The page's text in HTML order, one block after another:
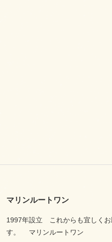
マリンルートワン
1997年設立 これからも宜しくお
す。 マリンルートワン